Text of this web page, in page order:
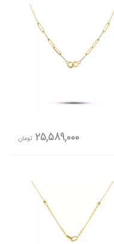
25,589,000 تومان